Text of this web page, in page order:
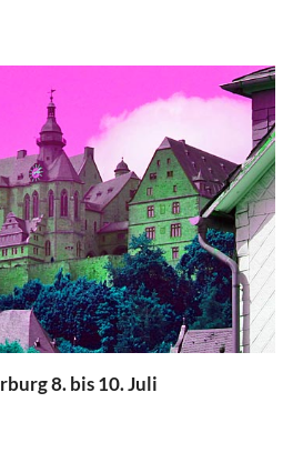
8. bis 10. Juli